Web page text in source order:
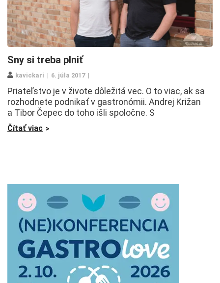
Sny si treba plniť
kavickari 6. júla 2017
Priateľstvo je v živote dôležitá vec. O to viac, ak sa
rozhodnete podnikať v gastronómii. Andrej Križan
a Tibor Čepec do toho išli spoločne. S
Čítať viac